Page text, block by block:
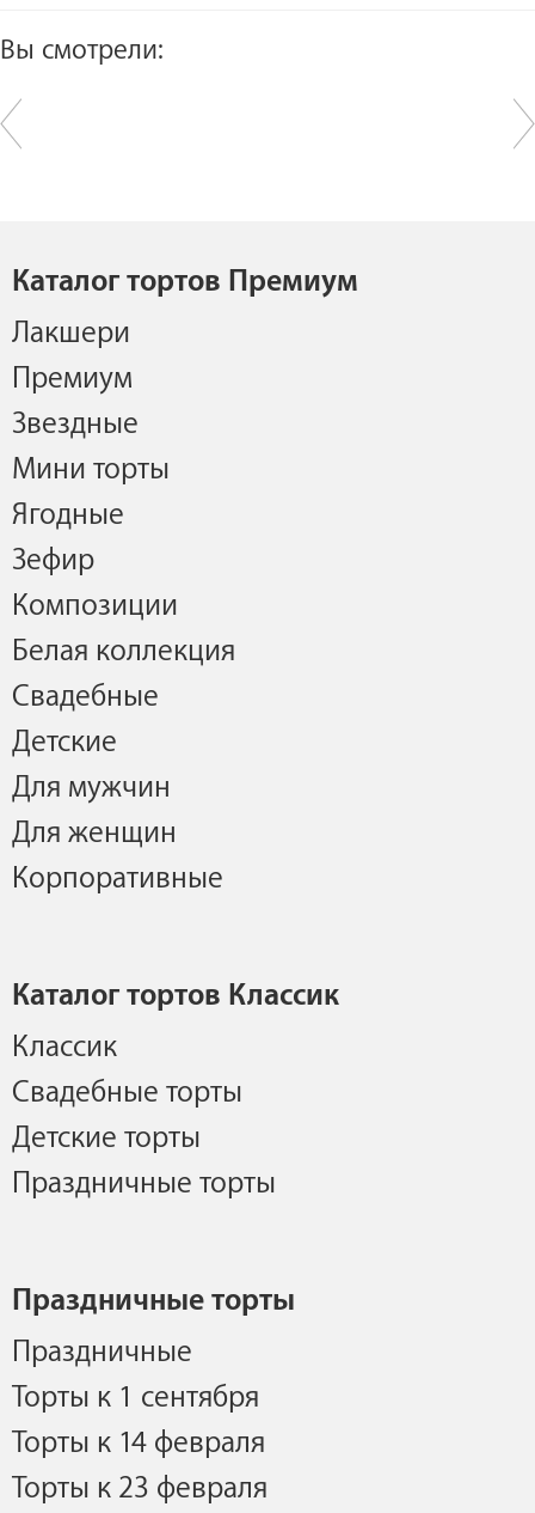
Вы смотрели:
Каталог тортов Премиум
Лакшери
Премиум
Звездные
Мини торты
Ягодные
Зефир
Композиции
Белая коллекция
Свадебные
Детские
Для мужчин
Для женщин
Корпоративные
Каталог тортов Классик
Классик
Свадебные торты
Детские торты
Праздничные торты
Праздничные торты
Праздничные
Торты к 1 сентября
Торты к 14 февраля
Торты к 23 февраля